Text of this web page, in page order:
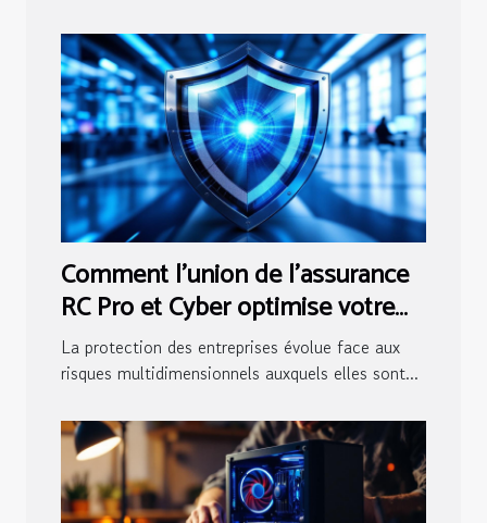
Comment l'union de l'assurance
RC Pro et Cyber optimise votre
sécurité?
La protection des entreprises évolue face aux
risques multidimensionnels auxquels elles sont...